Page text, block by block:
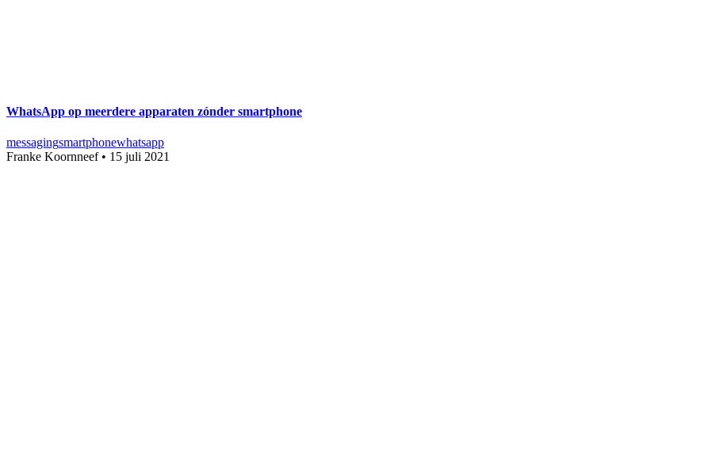
WhatsApp op meerdere apparaten zónder smartphone
messagingsmartphonewhatsapp
Franke Koornneef• 15 juli 2021